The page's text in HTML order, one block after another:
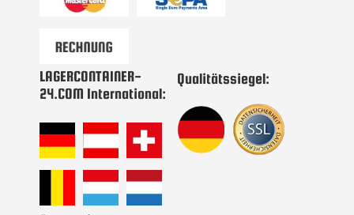
LAGERCONTAINER-
24.COM International:
Qualitätssiegel: